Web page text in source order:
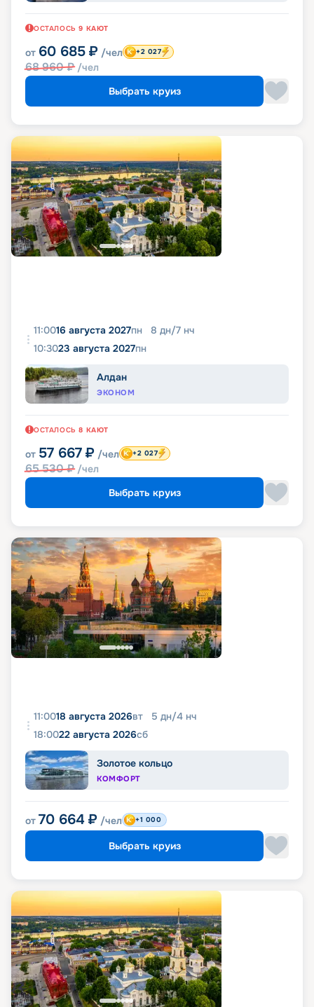
ОСТАЛОСЬ 9 КАЮТ
от 60 685 ₽ /чел
68 960₽ /чел
+2 027
Выбрать круиз
11:0016 августа 2027пн 8 дн/7 нч
10:3023 августа 2027пн
Алдан
ЭКОНОМ
ОСТАЛОСЬ 8 КАЮТ
от 57 667 ₽ /чел
65 530₽ /чел
+2 027
Выбрать круиз
11:0018 августа 2026вт 5 дн/4 нч
18:0022 августа 2026сб
Золотое кольцо
КОМФОРТ
от 70 664 ₽ /чел +1 000
Выбрать круиз